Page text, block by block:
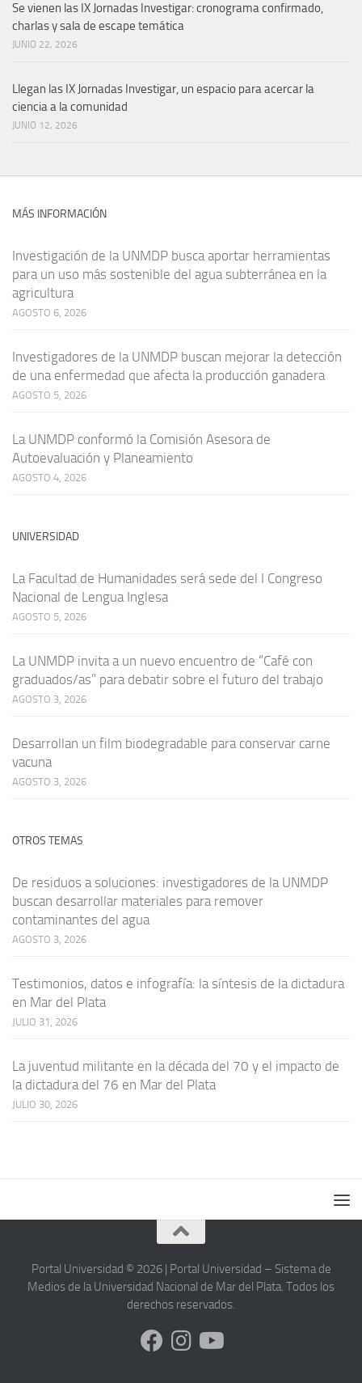
Se vienen las IX Jornadas Investigar: cronograma confirmado,
charlas y sala de escape temática
JUNIO 22, 2026
Llegan las IX Jornadas Investigar, un espacio para acercar la
ciencia a la comunidad
JUNIO 12, 2026
MÁS INFORMACIÓN
Investigación de la UNMDP busca aportar herramientas
para un uso más sostenible del agua subterránea en la
agricultura
AGOSTO 6, 2026
Investigadores de la UNMDP buscan mejorar la detección
de una enfermedad que afecta la producción ganadera
AGOSTO 5, 2026
La UNMDP conformó la Comisión Asesora de
Autoevaluación y Planeamiento
AGOSTO 4, 2026
UNIVERSIDAD
La Facultad de Humanidades será sede del I Congreso
Nacional de Lengua Inglesa
AGOSTO 5, 2026
La UNMDP invita a un nuevo encuentro de “Café con
graduados/as” para debatir sobre el futuro del trabajo
AGOSTO 3, 2026
Desarrollan un film biodegradable para conservar carne
vacuna
AGOSTO 3, 2026
OTROS TEMAS
De residuos a soluciones: investigadores de la UNMDP
buscan desarrollar materiales para remover
contaminantes del agua
AGOSTO 3, 2026
Testimonios, datos e infografía: la síntesis de la dictadura
en Mar del Plata
JULIO 31, 2026
La juventud militante en la década del 70 y el impacto de
la dictadura del 76 en Mar del Plata
JULIO 30, 2026
Portal Universidad © 2026 | Portal Universidad – Sistema de
Medios de la Universidad Nacional de Mar del Plata. Todos los
derechos reservados.